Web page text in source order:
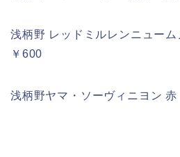
浅柄野 レッドミルレンニュー
￥600
浅柄野ヤマ・ソーヴィニヨン